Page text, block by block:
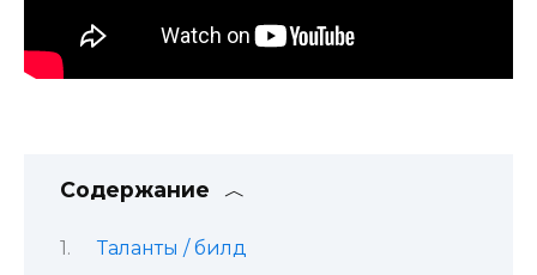
Содержание
Таланты / билд